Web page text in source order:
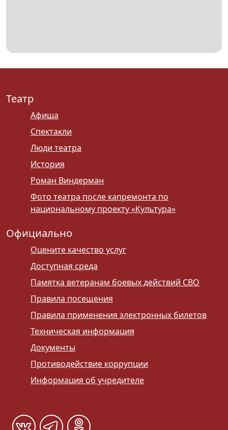
Театр
Афиша
Спектакли
Люди театра
История
Роман Виндерман
Фото театра после капремонта по
национальному проекту «Культура»
Официально
Оцените качество услуг
Доступная среда
Памятка ветеранам боевых действий СВО
Правила посещения
Правила применения электронных билетов
Техническая информация
Документы
Противодействие коррупции
Информация об учредителе